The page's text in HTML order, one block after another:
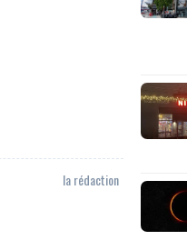
la rédaction